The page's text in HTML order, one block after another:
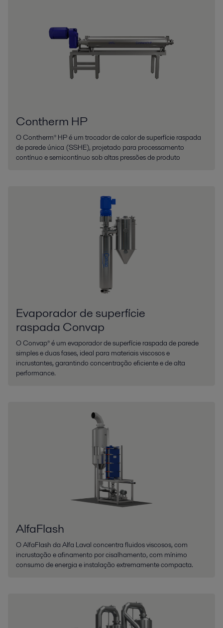
Contherm HP
O Contherm® HP é um trocador de calor de superfície raspada
de parede única (SSHE), projetado para processamento
contínuo e semicontínuo sob altas pressões de produto
Evaporador de superfície
raspada Convap
O Convap® é um evaporador de superfície raspada de parede
simples e duas fases, ideal para materiais viscosos e
incrustantes, garantindo concentração eficiente e de alta
performance.
AlfaFlash
O AlfaFlash da Alfa Laval concentra fluidos viscosos, com
incrustação e afinamento por cisalhamento, com mínimo
consumo de energia e instalação extremamente compacta.